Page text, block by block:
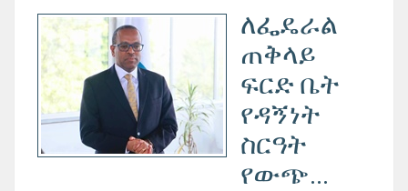
ለፌዴራል
ጠቅላይ
ፍርድ ቤት
የዳኝነት
ስርዓት
የውጭ...